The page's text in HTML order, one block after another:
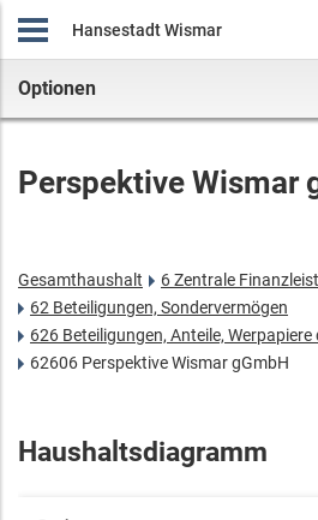
Hansestadt Wismar
Optionen
Perspektive Wismar
Gesamthaushalt
6 Zentrale
62 Beteiligungen, Sondervermögen
626 Beteiligungen, Anteile,
62606 Perspektive Wismar gGmbH
Haushaltsdiagramm